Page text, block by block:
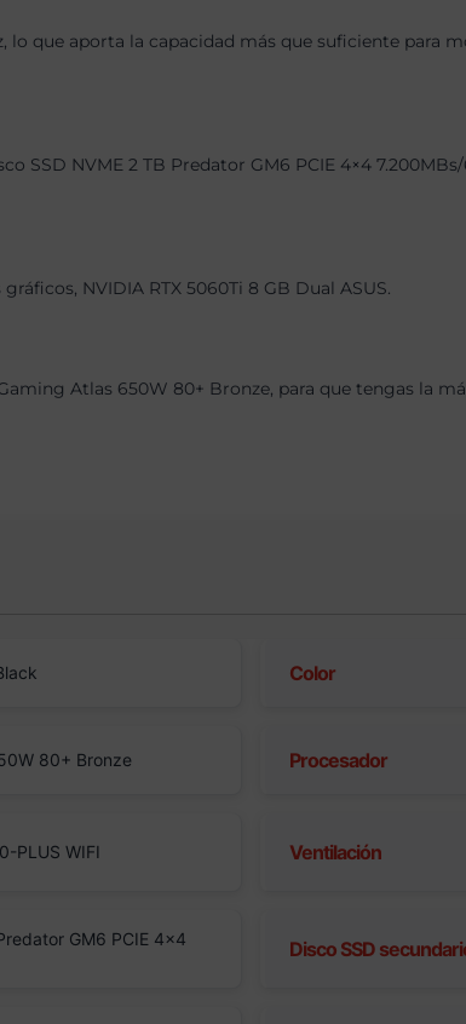
lo que aporta la capacidad más que suficiente
SSD NVME 2 TB Predator GM6 PCIE 4×4
NVIDIA RTX 5060Ti 8 GB Dual ASUS.
Atlas 650W 80+ Bronze, para que tengas la
Color
80+ Bronze Procesador
PLUS WIFI Ventilación
GM6 PCIE 4×4
Disco SSD